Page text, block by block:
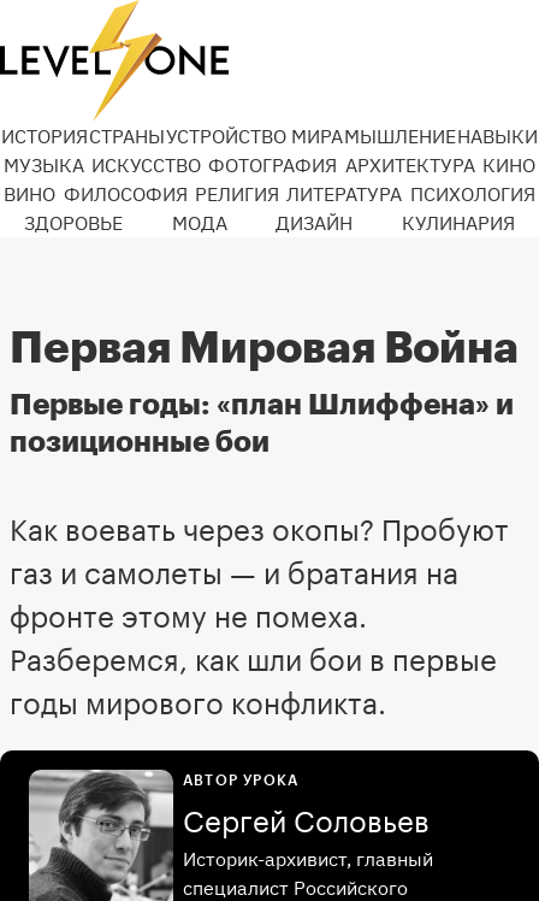
ИСТОРИЯСТРАНЫУСТРОЙСТВО МИРАМЫШЛЕНИЕНАВЫКИ
МУЗЫКА ИСКУССТВО ФОТОГРАФИЯ АРХИТЕКТУРА КИНО
ВИНО ФИЛОСОФИЯ РЕЛИГИЯ ЛИТЕРАТУРА ПСИХОЛОГИЯ
ЗДОРОВЬЕ
МОДА ДИЗАЙН КУЛИНАРИЯ
Первая Мировая Война
Первые годы: «план Шлиффена» и
позиционные бои
Как воевать через окопы? Пробуют
газ и самолеты — и братания на
фронте этому не помеха.
Разберемся, как шли бои в первые
годы мирового конфликта.
АВТОР УРОКА
Сергей Соловьев
Историк-архивист, главный
специалист Российского